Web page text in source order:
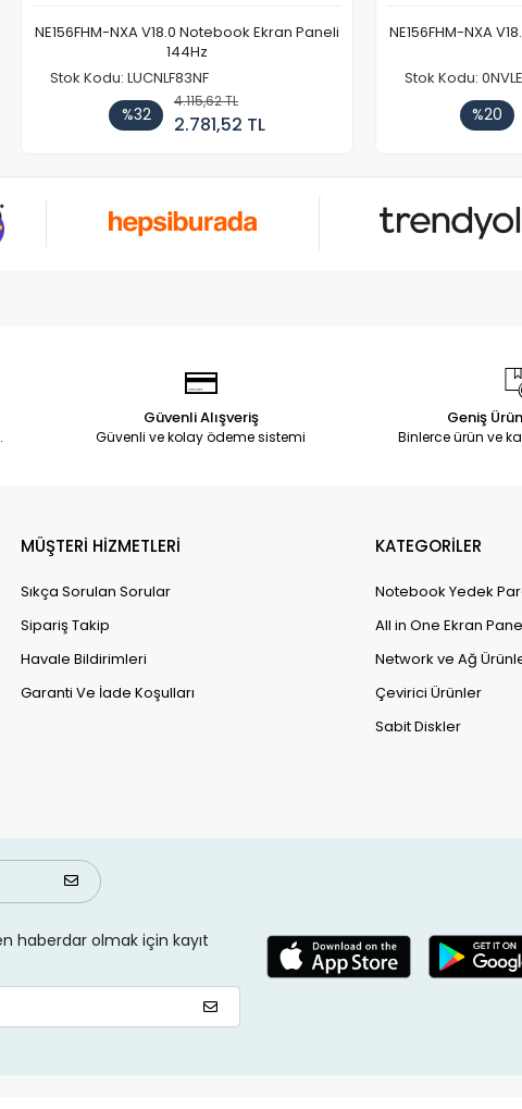
NE156FHM-NXA V18.0 Notebook Ekran Paneli
144Hz
Stok Kodu: LUCNLF83NF
%32
4.115,62 TL
2.781,52 TL
NE156FHM-NXA
Stok Kodu:
%20
Güvenli Alışveriş
Güvenli ve kolay ödeme sistemi
Geniş
Binlerce ürün ve
MÜŞTERİ HİZMETLERİ
Sıkça Sorulan Sorular
Sipariş Takip
Havale Bildirimleri
Garanti Ve İade Koşulları
KATEGORİLER
Notebook Yedek
All in One Ekran
Network ve Ağ
Çevirici Ürünler
Sabit Diskler
haberdar olmak için kayıt